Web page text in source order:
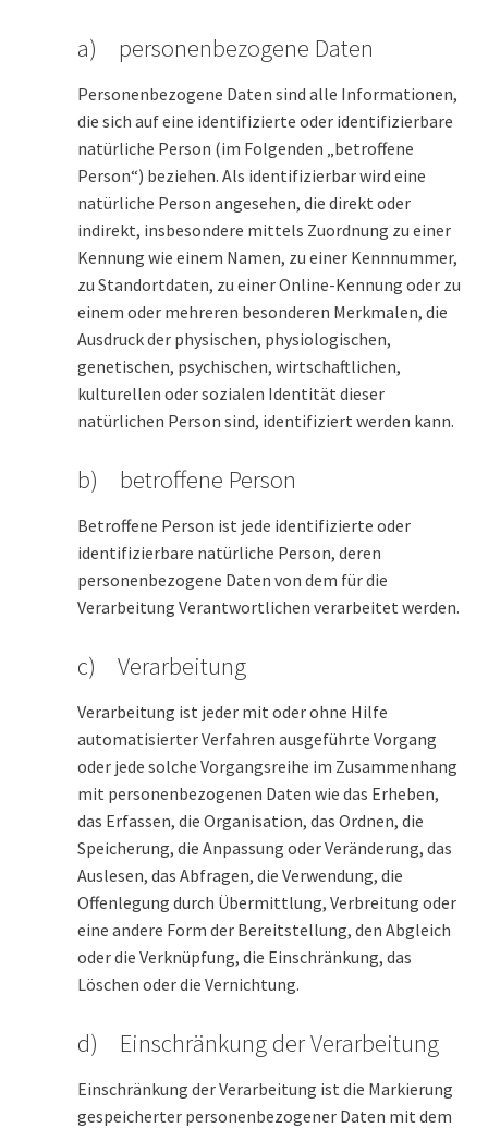
a) personenbezogene Daten
Personenbezogene Daten sind alle Informationen,
die sich auf eine identifizierte oder identifizierbare
natürliche Person (im Folgenden „betroffene
Person“) beziehen. Als identifizierbar wird eine
natürliche Person angesehen, die direkt oder
indirekt, insbesondere mittels Zuordnung zu einer
Kennung wie einem Namen, zu einer Kennnummer,
zu Standortdaten, zu einer Online-Kennung oder zu
einem oder mehreren besonderen Merkmalen, die
Ausdruck der physischen, physiologischen,
genetischen, psychischen, wirtschaftlichen,
kulturellen oder sozialen Identität dieser
natürlichen Person sind, identifiziert werden kann.
b) betroffene Person
Betroffene Person ist jede identifizierte oder
identifizierbare natürliche Person, deren
personenbezogene Daten von dem für die
Verarbeitung Verantwortlichen verarbeitet werden.
c) Verarbeitung
Verarbeitung ist jeder mit oder ohne Hilfe
automatisierter Verfahren ausgeführte Vorgang
oder jede solche Vorgangsreihe im Zusammenhang
mit personenbezogenen Daten wie das Erheben,
das Erfassen, die Organisation, das Ordnen, die
Speicherung, die Anpassung oder Veränderung, das
Auslesen, das Abfragen, die Verwendung, die
Offenlegung durch Übermittlung, Verbreitung oder
eine andere Form der Bereitstellung, den Abgleich
oder die Verknüpfung, die Einschränkung, das
Löschen oder die Vernichtung.
d) Einschränkung der Verarbeitung
Einschränkung der Verarbeitung ist die Markierung
gespeicherter personenbezogener Daten mit dem